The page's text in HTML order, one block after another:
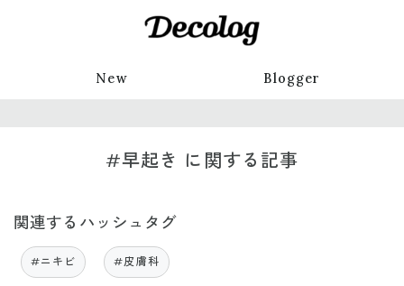
New Blogger
#早起き に関する記事
関連するハッシュタグ
#ニキビ #皮膚科